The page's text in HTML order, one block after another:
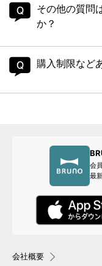
その他の質問
か？
購入制限など
会
最
会社概要